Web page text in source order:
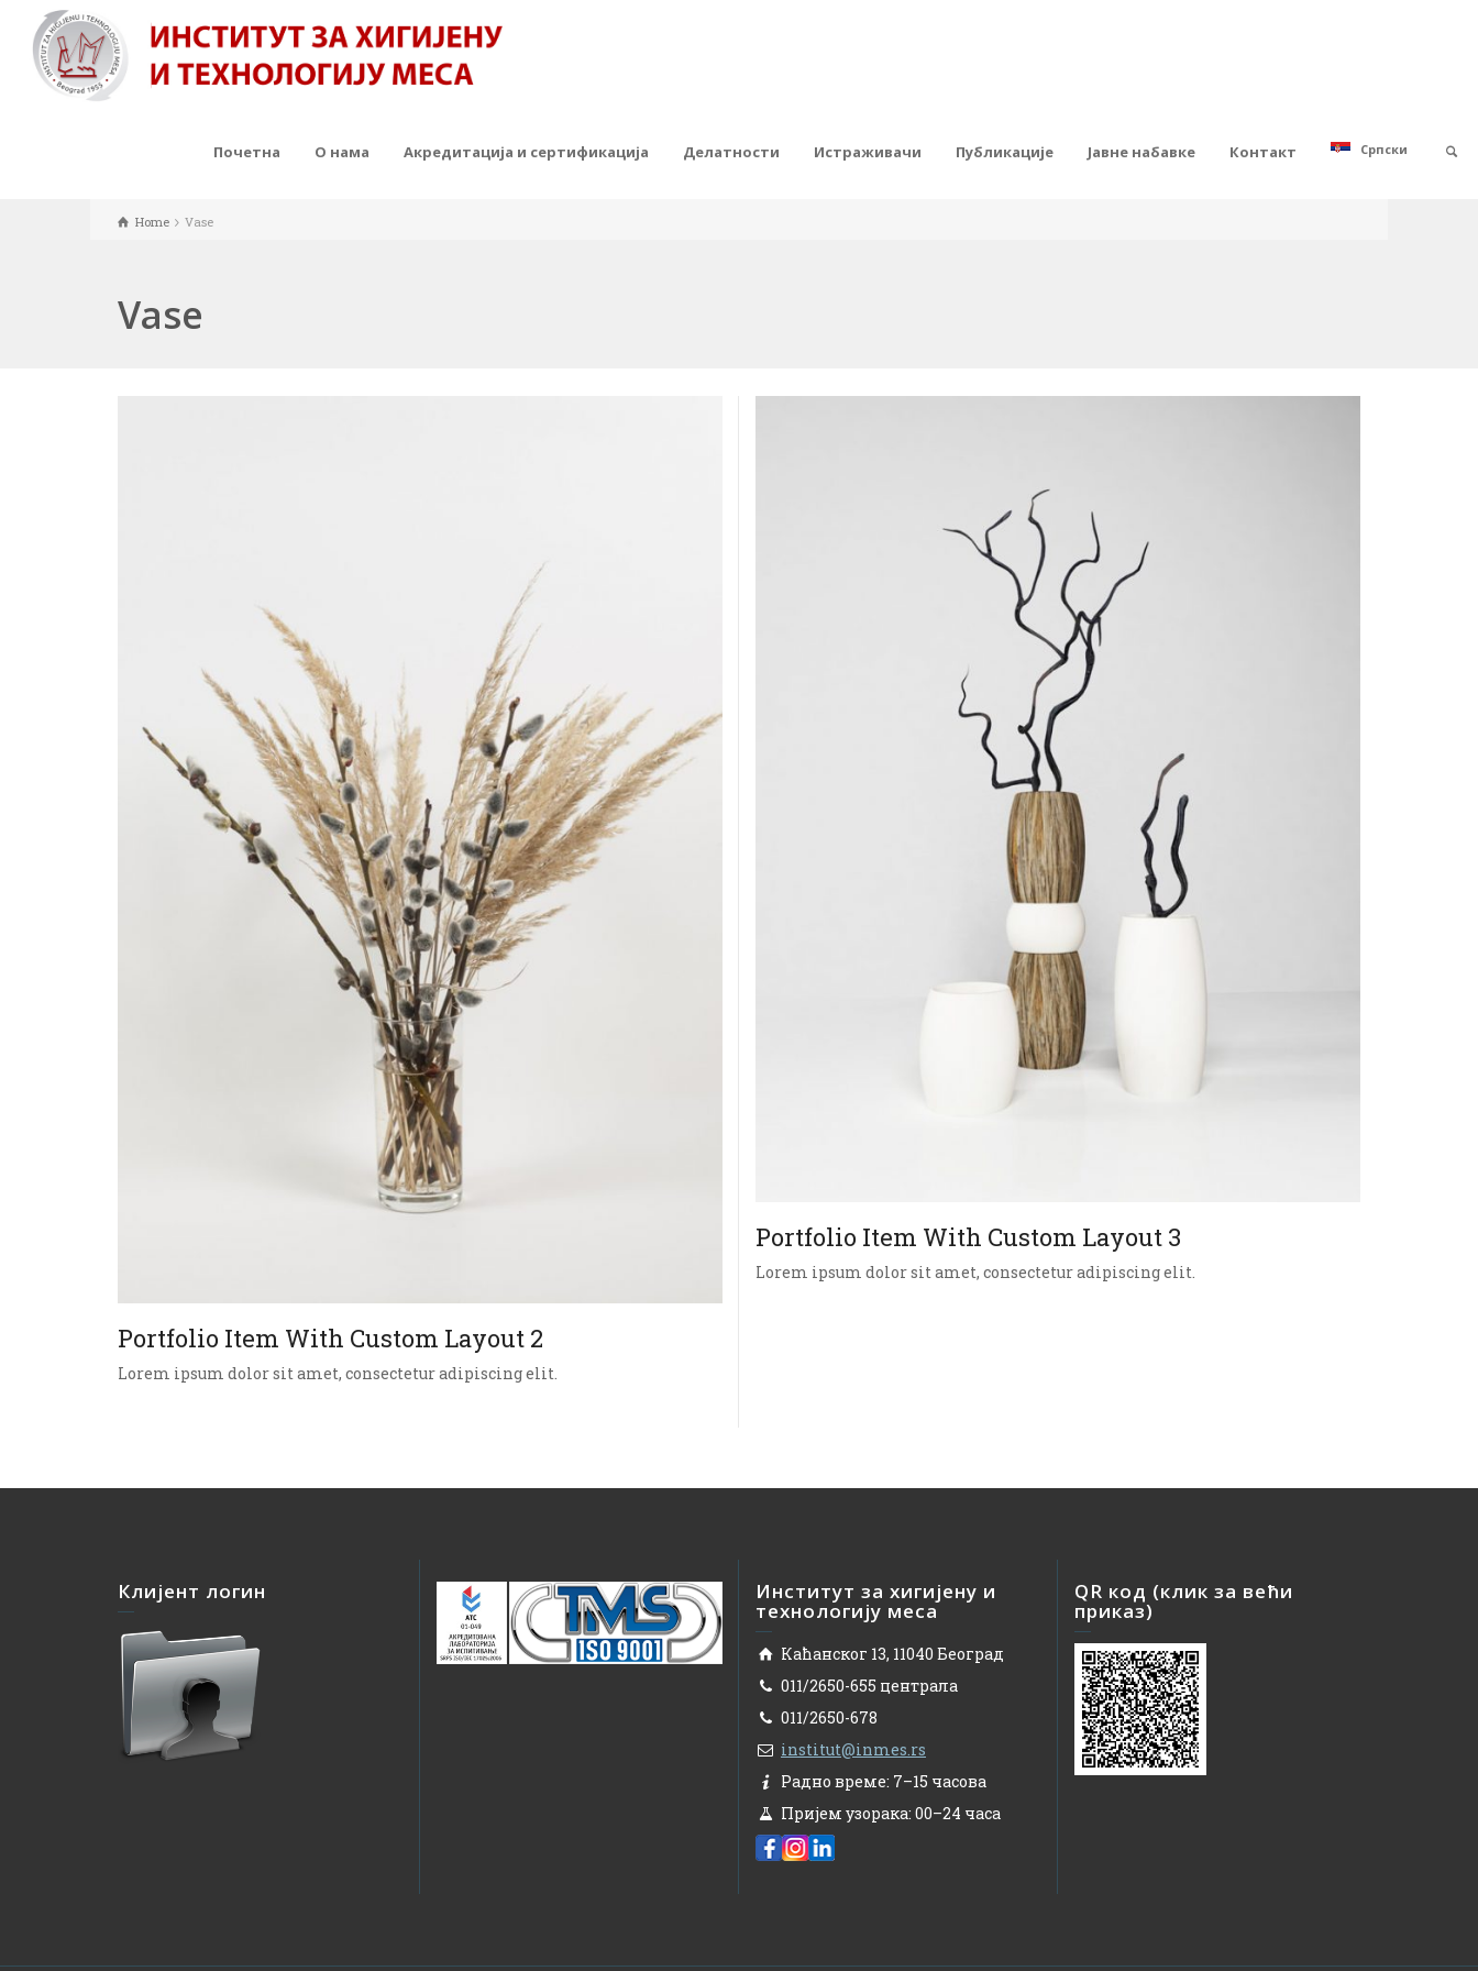
Почетна О нама Акредитација и сертификација Делатности Истраживачи Публикације Јавне набавке Контакт Српски
Home Vase
Vase
Portfolio Item With Custom Layout 2
Lorem ipsum dolor sit amet, consectetur adipiscing elit.
Portfolio Item With Custom Layout 3
Lorem ipsum dolor sit amet, consectetur adipiscing elit.
Клијент логин Институт за хигијену и
технологију меса
Каћанског 13, 11040 Београд
011/2650-655 централа
011/2650-678
institut@inmes.rs
Радно време: 7–15 часова
Пријем узорака: 00–24 часа
QR код (клик за већи
приказ)